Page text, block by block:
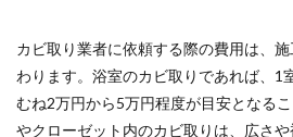
カビ取り業者に依頼する際の費用は、
わります。浴室のカビ取りであれば、1
むね2万円から5万円程度が目安となる
やクローゼット内のカビ取りは、広さ